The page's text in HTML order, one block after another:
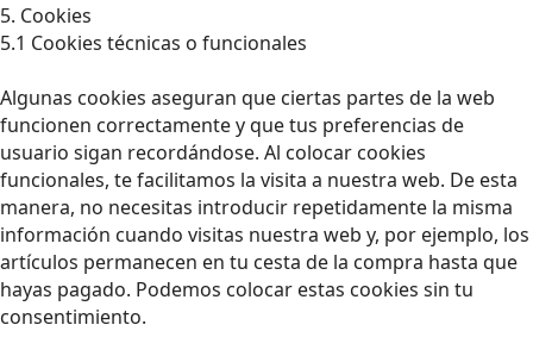
5. Cookies
5.1 Cookies técnicas o funcionales
Algunas cookies aseguran que ciertas partes de la web
funcionen correctamente y que tus preferencias de
usuario sigan recordándose. Al colocar cookies
funcionales, te facilitamos la visita a nuestra web. De esta
manera, no necesitas introducir repetidamente la misma
información cuando visitas nuestra web y, por ejemplo, los
artículos permanecen en tu cesta de la compra hasta que
hayas pagado. Podemos colocar estas cookies sin tu
consentimiento.